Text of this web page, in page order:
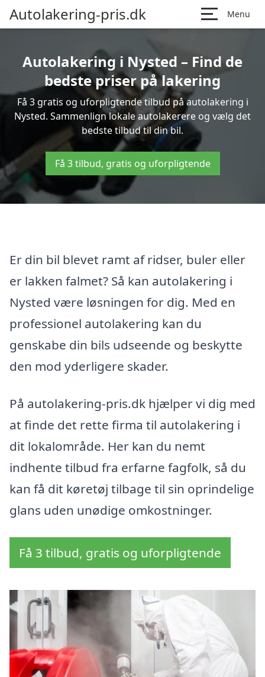
Autolakering-pris.dk Menu
Autolakering i Nysted – Find de
bedste priser på lakering
Få 3 gratis og uforpligtende tilbud på autolakering i
Nysted. Sammenlign lokale autolakerere og vælg det
bedste tilbud til din bil.
Få 3 tilbud, gratis og uforpligtende
Er din bil blevet ramt af ridser, buler eller
er lakken falmet? Så kan autolakering i
Nysted være løsningen for dig. Med en
professionel autolakering kan du
genskabe din bils udseende og beskytte
den mod yderligere skader.
På autolakering-pris.dk hjælper vi dig med
at finde det rette firma til autolakering i
dit lokalområde. Her kan du nemt
indhente tilbud fra erfarne fagfolk, så du
kan få dit køretøj tilbage til sin oprindelige
glans uden unødige omkostninger.
Få 3 tilbud, gratis og uforpligtende